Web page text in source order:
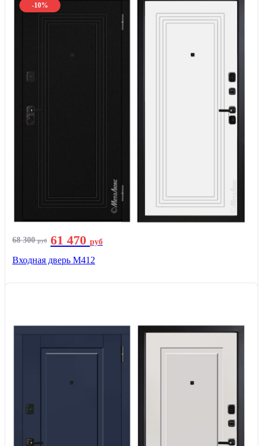
-10%
68 300руб 61 470 руб
Входная дверь М412